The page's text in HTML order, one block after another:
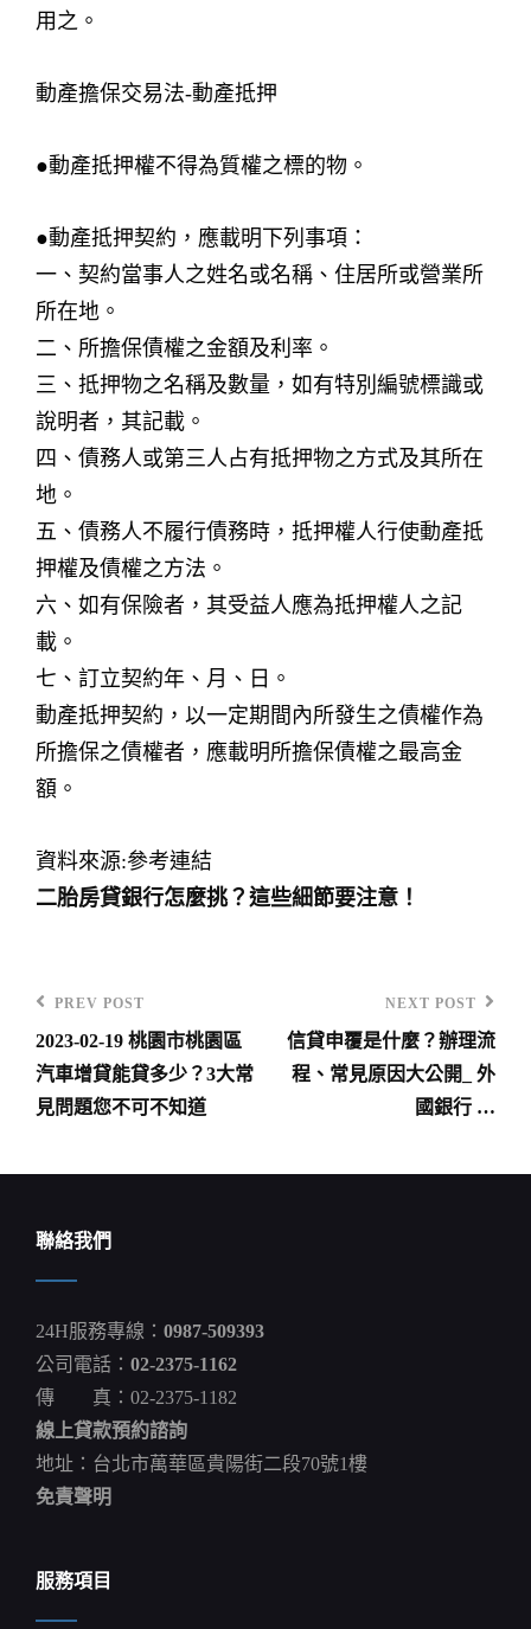
用之。
動產擔保交易法-動產抵押
●動產抵押權不得為質權之標的物。
●動產抵押契約，應載明下列事項：
一、契約當事人之姓名或名稱、住居所或營業所
所在地。
二、所擔保債權之金額及利率。
三、抵押物之名稱及數量，如有特別編號標識或
說明者，其記載。
四、債務人或第三人占有抵押物之方式及其所在
地。
五、債務人不履行債務時，抵押權人行使動產抵
押權及債權之方法。
六、如有保險者，其受益人應為抵押權人之記
載。
七、訂立契約年、月、日。
動產抵押契約，以一定期間內所發生之債權作為
所擔保之債權者，應載明所擔保債權之最高金
額。
資料來源:參考連結
二胎房貸銀行怎麼挑？這些細節要注意！
文
章
覽
Previous
Post
PREV POST
2023-02-19 桃園市桃園區
汽車增貸能貸多少？3大常
見問題您不可不知道
Post
NEXT POST
信貸申覆是什麼？辦理流
程、常見原因大公開_ 外
國銀行 …
聯絡我們
24H服務專線： 0987-509393
公司電話： 02-2375-1162
傳 真：02-2375-1182
線上貸款預約諮詢
地址：台北市萬華區貴陽街二段70號1樓
免責聲明
服務項目